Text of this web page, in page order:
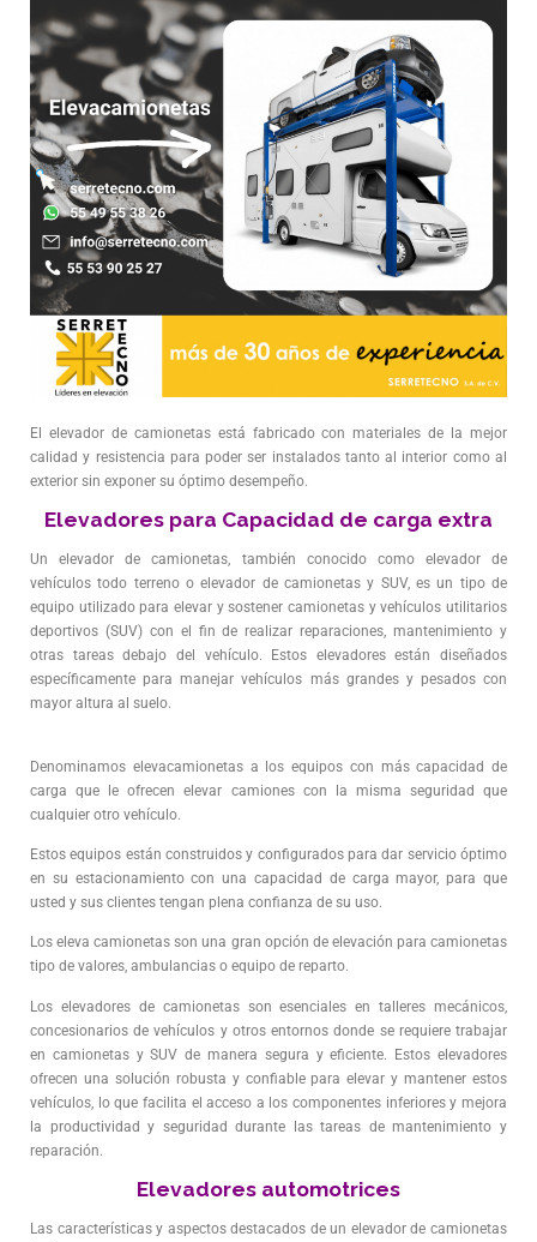
El elevador de camionetas está fabricado con materiales de la mejor
calidad y resistencia para poder ser instalados tanto al interior como al
exterior sin exponer su óptimo desempeño.
Elevadores para Capacidad de carga extra
Un elevador de camionetas, también conocido como elevador de
vehículos todo terreno o elevador de camionetas y SUV, es un tipo de
equipo utilizado para elevar y sostener camionetas y vehículos utilitarios
deportivos (SUV) con el fin de realizar reparaciones, mantenimiento y
otras tareas debajo del vehículo. Estos elevadores están diseñados
específicamente para manejar vehículos más grandes y pesados con
mayor altura al suelo.
Denominamos elevacamionetas a los equipos con más capacidad de
carga que le ofrecen elevar camiones con la misma seguridad que
cualquier otro vehículo.
Estos equipos están construidos y configurados para dar servicio óptimo
en su estacionamiento con una capacidad de carga mayor, para que
usted y sus clientes tengan plena confianza de su uso.
Los eleva camionetas son una gran opción de elevación para camionetas
tipo de valores, ambulancias o equipo de reparto.
Los elevadores de camionetas son esenciales en talleres mecánicos,
concesionarios de vehículos y otros entornos donde se requiere trabajar
en camionetas y SUV de manera segura y eficiente. Estos elevadores
ofrecen una solución robusta y confiable para elevar y mantener estos
vehículos, lo que facilita el acceso a los componentes inferiores y mejora
la productividad y seguridad durante las tareas de mantenimiento y
reparación.
Elevadores automotrices
Las características y aspectos destacados de un elevador de camionetas